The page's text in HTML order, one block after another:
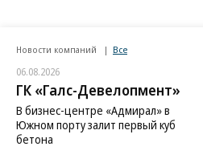
Новости компаний Все
06.08.2026
ГК «Галс-Девелопмент»
В бизнес-центре «Адмирал» в
Южном порту залит первый куб
бетона